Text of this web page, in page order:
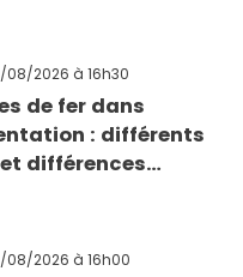
08/2026 à 16h30
de fer dans
: différents
différences
08/2026 à 16h00